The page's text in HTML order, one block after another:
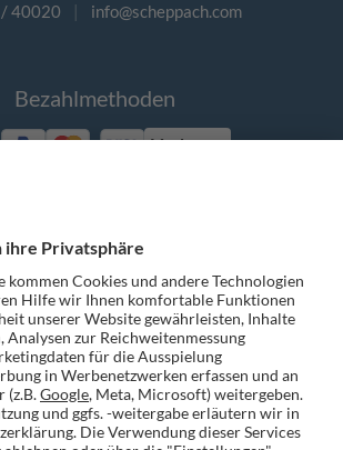
40020 | info@scheppach.com
Bezahlmethoden
Vorkasse
uns auf Social Media